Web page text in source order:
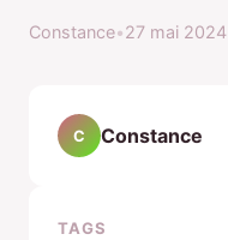
Constance•27 mai 2024
C Constance
TAGS